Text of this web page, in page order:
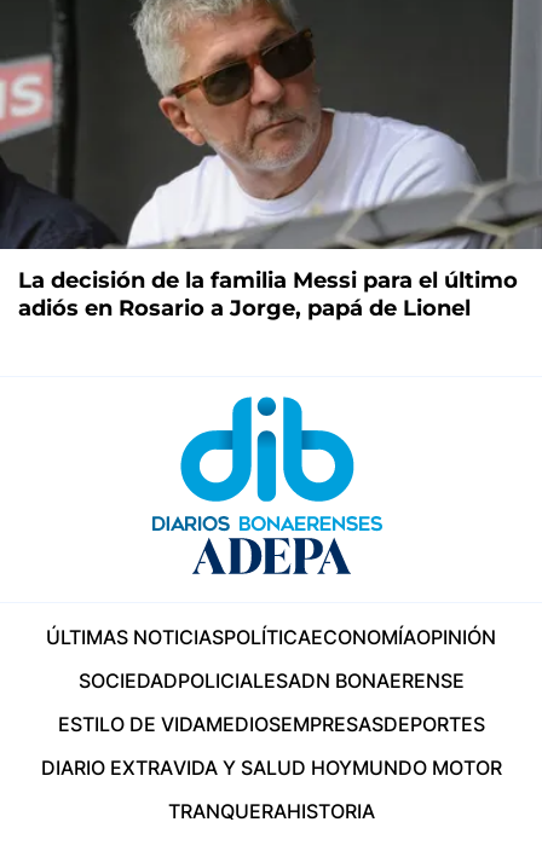
La decisión de la familia Messi para el último
adiós en Rosario a Jorge, papá de Lionel
ÚLTIMAS NOTICIASPOLÍTICAECONOMÍAOPINIÓN
SOCIEDADPOLICIALESADN BONAERENSE
ESTILO DE VIDAMEDIOSEMPRESASDEPORTES
DIARIO EXTRAVIDA Y SALUD HOYMUNDO MOTOR
TRANQUERAHISTORIA